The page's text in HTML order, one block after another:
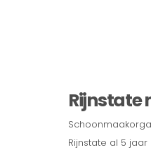
Rijnstate
Rijnstate al 5